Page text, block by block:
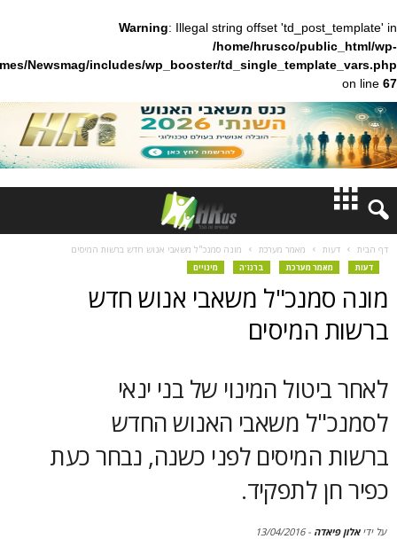
Warning: Illegal string offset
/home/hrusco/
content/themes/Newsmag/includes/wp_booster/
חדשות
מאמר מערכת מונה סמנכ"ל משאבי אנוש חדש ברשות המיסים
מערכת ברנז'ה מינויים
משאבי אנוש חדש
המינוי של בני ינאי
משאבי האנוש החדש
לפני כשנה, נבחר כעת
לתפקיד.
-
13/04/2016